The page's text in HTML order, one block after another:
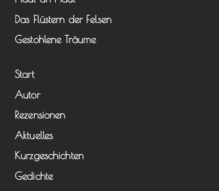
Das Flüstern der Felsen
Gestohlene Träume
Start
Autor
Rezensionen
Aktuelles
Kurzgeschichten
Gedichte